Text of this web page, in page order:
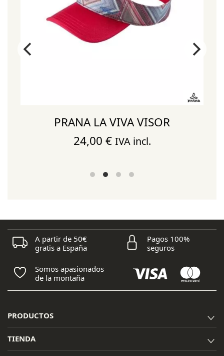
PRANA LA VIVA VISOR
24,00 € IVA incl.
A partir de 50€
gratis a España
Pagos 100%
seguros
Somos apasionados
de la montaña
PRODUCTOS
TIENDA